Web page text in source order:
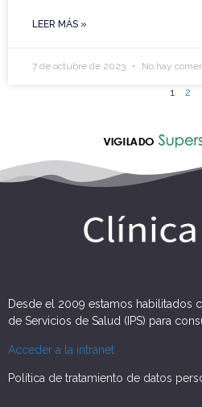
LEER MÁS »
7 de octubre de 2023 No hay
1 2
Desde el 2009 estamos habilitados
de Servicios de Salud (IPS) para
Acceder a la intranet
Política de tratamiento de datos